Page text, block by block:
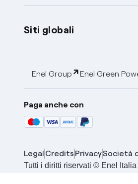
Siti globali
Enel Group Enel Green
Paga anche con
Legal Credits PrivacySocietà
Tutti i diritti riservati © Enel